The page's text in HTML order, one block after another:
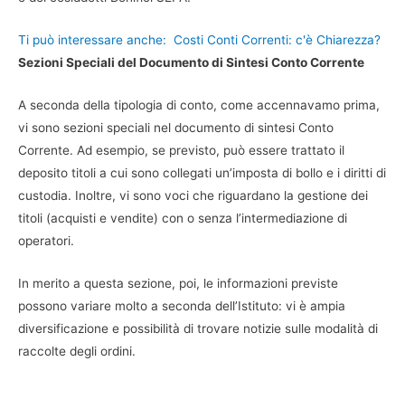
Ti può interessare anche: Costi Conti Correnti: c'è Chiarezza?
Sezioni Speciali del Documento di Sintesi Conto Corrente
A seconda della tipologia di conto, come accennavamo prima,
vi sono sezioni speciali nel documento di sintesi Conto
Corrente. Ad esempio, se previsto, può essere trattato il
deposito titoli a cui sono collegati un’imposta di bollo e i diritti di
custodia. Inoltre, vi sono voci che riguardano la gestione dei
titoli (acquisti e vendite) con o senza l’intermediazione di
operatori.
In merito a questa sezione, poi, le informazioni previste
possono variare molto a seconda dell’Istituto: vi è ampia
diversificazione e possibilità di trovare notizie sulle modalità di
raccolte degli ordini.